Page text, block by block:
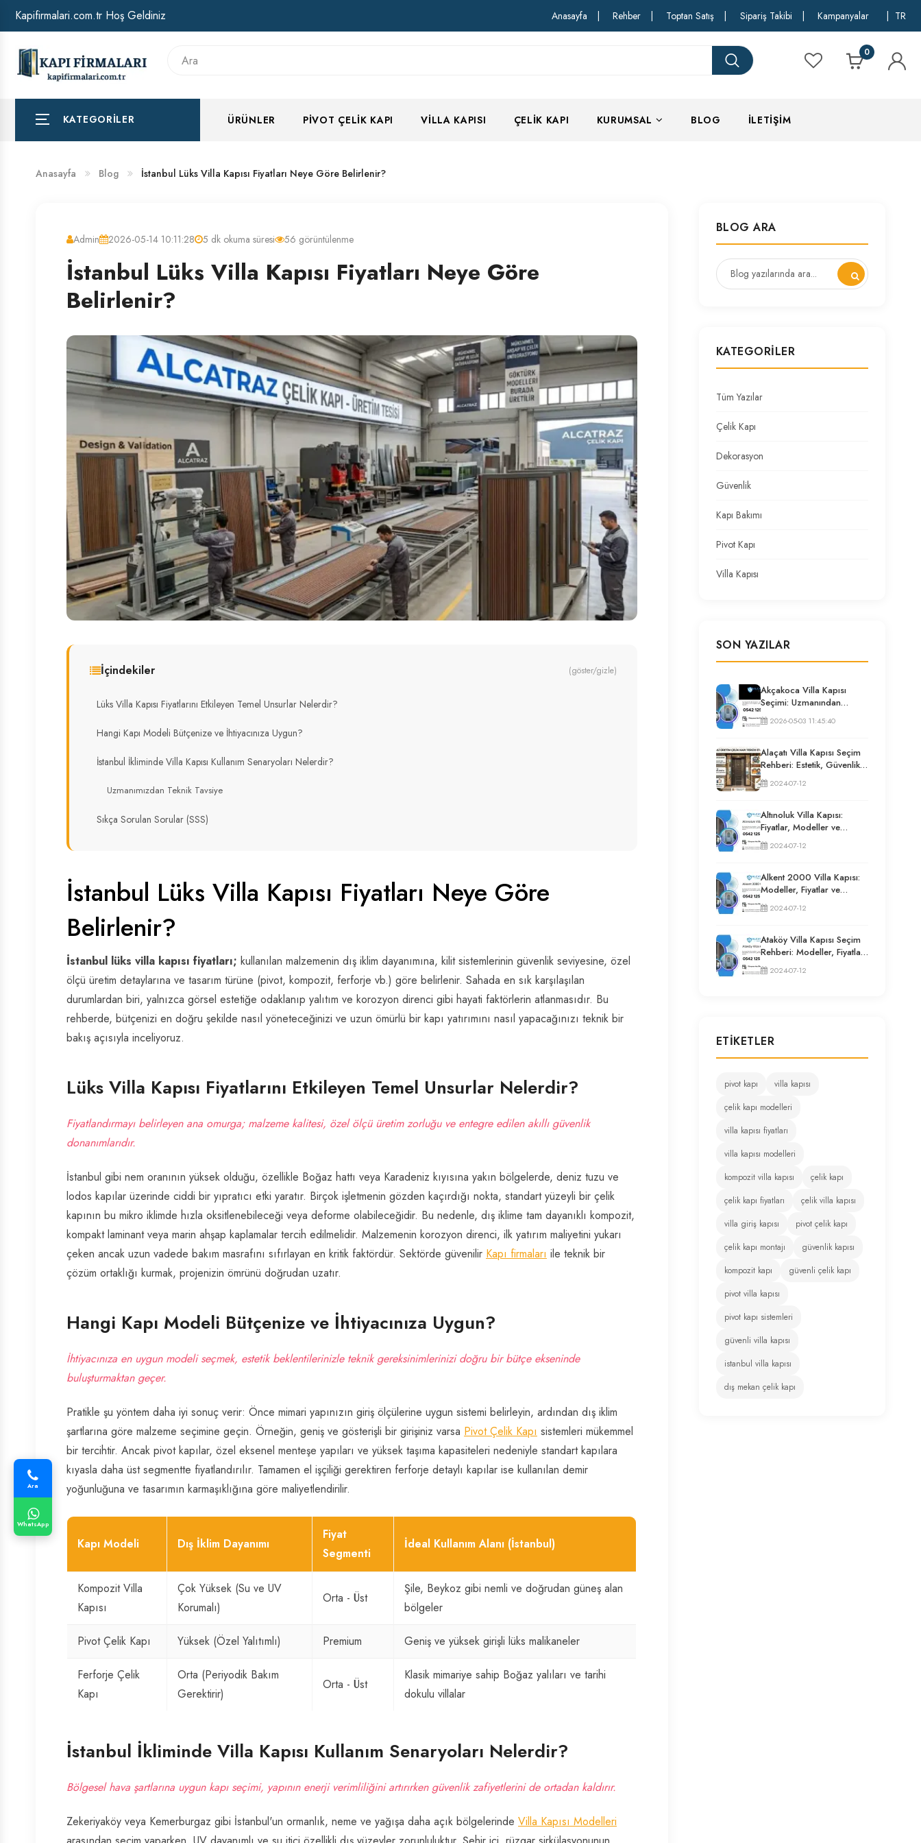
HAKKIMIZDA
BANKA HESAP NUMARALARIMIZ
Kapifirmalari.com.tr Hoş Geldiniz Anasayfa Rehber Toptan Satış Sipariş Takibi Kampanyalar TR
0
KATEGORILER ÜRÜNLER PIVOT ÇELIK KAPI VILLA KAPISI ÇELIK KAPI KURUMSAL BLOG İLETIŞIM
Anasayfa Blog İstanbul Lüks Villa Kapısı Fiyatları Neye Göre Belirlenir?
Admin 2026-05-14 10:11:28 5 dk okuma süresi 56 görüntülenme
İstanbul Lüks Villa Kapısı Fiyatları Neye Göre
Belirlenir?
İçindekiler (göster/gizle)
Lüks Villa Kapısı Fiyatlarını Etkileyen Temel Unsurlar Nelerdir?
Hangi Kapı Modeli Bütçenize ve İhtiyacınıza Uygun?
İstanbul İkliminde Villa Kapısı Kullanım Senaryoları Nelerdir?
Uzmanımızdan Teknik Tavsiye
Sıkça Sorulan Sorular (SSS)
İstanbul Lüks Villa Kapısı Fiyatları Neye Göre
Belirlenir?
İstanbul lüks villa kapısı fiyatları; kullanılan malzemenin dış iklim dayanımına, kilit sistemlerinin güvenlik seviyesine, özel
ölçü üretim detaylarına ve tasarım türüne (pivot, kompozit, ferforje vb.) göre belirlenir. Sahada en sık karşılaşılan
durumlardan biri, yalnızca görsel estetiğe odaklanıp yalıtım ve korozyon direnci gibi hayati faktörlerin atlanmasıdır. Bu
rehberde, bütçenizi en doğru şekilde nasıl yöneteceğinizi ve uzun ömürlü bir kapı yatırımını nasıl yapacağınızı teknik bir
bakış açısıyla inceliyoruz.
Lüks Villa Kapısı Fiyatlarını Etkileyen Temel Unsurlar Nelerdir?
Fiyatlandırmayı belirleyen ana omurga; malzeme kalitesi, özel ölçü üretim zorluğu ve entegre edilen akıllı güvenlik
donanımlarıdır.
İstanbul gibi nem oranının yüksek olduğu, özellikle Boğaz hattı veya Karadeniz kıyısına yakın bölgelerde, deniz tuzu ve
lodos kapılar üzerinde ciddi bir yıpratıcı etki yaratır. Birçok işletmenin gözden kaçırdığı nokta, standart yüzeyli bir çelik
kapının bu mikro iklimde hızla oksitlenebileceği veya deforme olabileceğidir. Bu nedenle, dış iklime tam dayanıklı kompozit,
kompakt laminant veya marin ahşap kaplamalar tercih edilmelidir. Malzemenin korozyon direnci, ilk yatırım maliyetini yukarı
çeken ancak uzun vadede bakım masrafını sıfırlayan en kritik faktördür. Sektörde güvenilir Kapı firmaları ile teknik bir
çözüm ortaklığı kurmak, projenizin ömrünü doğrudan uzatır.
Hangi Kapı Modeli Bütçenize ve İhtiyacınıza Uygun?
İhtiyacınıza en uygun modeli seçmek, estetik beklentilerinizle teknik gereksinimlerinizi doğru bir bütçe ekseninde
buluşturmaktan geçer.
Pratikle şu yöntem daha iyi sonuç verir: Önce mimari yapınızın giriş ölçülerine uygun sistemi belirleyin, ardından dış iklim
şartlarına göre malzeme seçimine geçin. Örneğin, geniş ve gösterişli bir girişiniz varsa Pivot Çelik Kapı sistemleri mükemmel
bir tercihtir. Ancak pivot kapılar, özel eksenel menteşe yapıları ve yüksek taşıma kapasiteleri nedeniyle standart kapılara
kıyasla daha üst segmentte fiyatlandırılır. Tamamen el işçiliği gerektiren ferforje detaylı kapılar ise kullanılan demir
yoğunluğuna ve tasarımın karmaşıklığına göre maliyetlendirilir.
Kapı Modeli Dış İklim Dayanımı
Fiyat
Segmenti
İdeal Kullanım Alanı (İstanbul)
Kompozit Villa
Kapısı
Çok Yüksek (Su ve UV
Korumalı)
Orta - Üst
Şile, Beykoz gibi nemli ve doğrudan güneş alan
bölgeler
Pivot Çelik Kapı Yüksek (Özel Yalıtımlı) Premium Geniş ve yüksek girişli lüks malikaneler
Ferforje Çelik
Kapı
Orta (Periyodik Bakım
Gerektirir)
Orta - Üst
Klasik mimariye sahip Boğaz yalıları ve tarihi
dokulu villalar
İstanbul İkliminde Villa Kapısı Kullanım Senaryoları Nelerdir?
Bölgesel hava şartlarına uygun kapı seçimi, yapının enerji verimliliğini artırırken güvenlik zafiyetlerini de ortadan kaldırır.
Zekeriyaköy veya Kemerburgaz gibi İstanbul'un ormanlık, neme ve yağışa daha açık bölgelerinde Villa Kapısı Modelleri
BLOG ARA
KATEGORILER
Tüm Yazılar
Çelik Kapı
Dekorasyon
Güvenlik
Kapı Bakımı
Pivot Kapı
Villa Kapısı
SON YAZILAR
Akçakoca Villa Kapısı
Seçimi: Uzmanından
Güvenlik ve İzolasyon
Rehberi
2026-05-03 11:45:40
Alaçatı Villa Kapısı Seçim
Rehberi: Estetik, Güvenlik
ve Püf Noktaları
2024-07-12
Altınoluk Villa Kapısı:
Fiyatlar, Modeller ve
Uzman Seçim Rehberi
2024-07-12
Alkent 2000 Villa Kapısı:
Modeller, Fiyatlar ve
Uzman Seçim Rehberi
2024-07-12
Ataköy Villa Kapısı Seçim
Rehberi: Modeller, Fiyatlar
ve Uzman Tavsiyeleri
2024-07-12
ETIKETLER
pivot kapı
villa kapısı
çelik kapı modelleri
villa kapısı fiyatları
villa kapısı modelleri
kompozit villa kapısı
çelik kapı
çelik kapı fiyatları
çelik villa kapısı
villa giriş kapısı
pivot çelik kapı
çelik kapı montajı
güvenlik kapısı
kompozit kapı
güvenli çelik kapı
pivot villa kapısı
pivot kapı sistemleri
güvenli villa kapısı
istanbul villa kapısı
dış mekan çelik kapı
Ara
WhatsApp